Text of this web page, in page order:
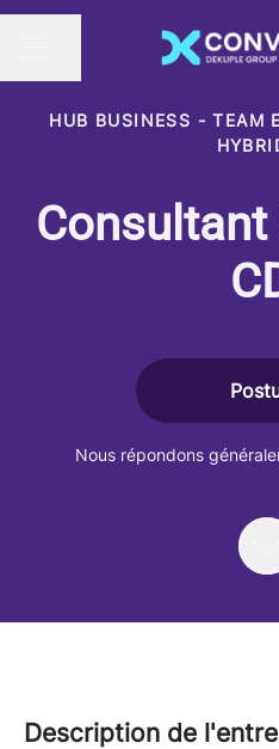
MENU CARRIÈRE
Partager la page
HUB BUSINESS - TEAM
Consultant
Nous répondons
Description de